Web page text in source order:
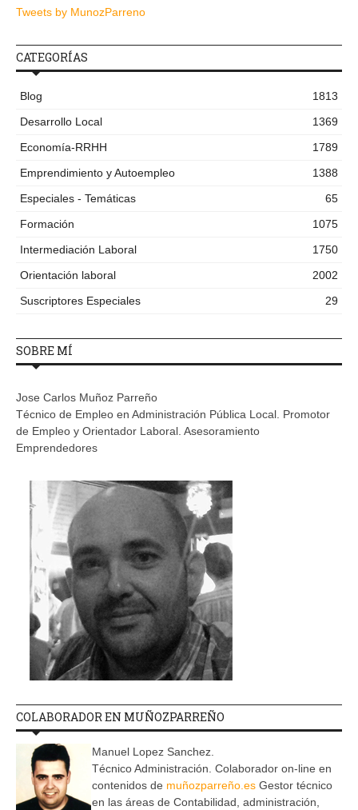
Tweets by MunozParreno
CATEGORÍAS
Blog
1813
Desarrollo Local
1369
Economía-RRHH
1789
Emprendimiento y Autoempleo
1388
Especiales - Temáticas
65
Formación
1075
Intermediación Laboral
1750
Orientación laboral
2002
Suscriptores Especiales
29
SOBRE MÍ
Jose Carlos Muñoz Parreño
Técnico de Empleo en Administración Pública Local. Promotor
de Empleo y Orientador Laboral. Asesoramiento
Emprendedores
COLABORADOR EN MUÑOZPARREÑO
Manuel Lopez Sanchez.
Técnico Administración. Colaborador on-line en
contenidos de muñozparreño.es Gestor técnico
en las áreas de Contabilidad, administración,